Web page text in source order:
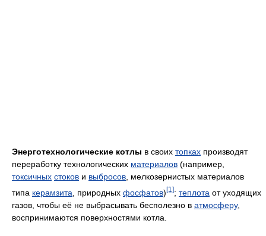
Энерготехнологические котлы в своих топках производят
переработку технологических материалов (например,
токсичных стоков и выбросов , мелкозернистых материалов
типа керамзита , природных фосфатов)[1]; теплота от уходящих
газов, чтобы её не выбрасывать бесполезно в атмосферу,
воспринимаются поверхностями котла.